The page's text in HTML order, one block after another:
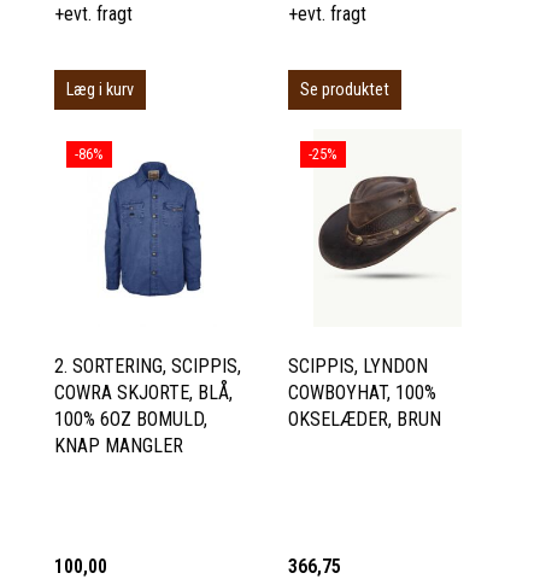
+evt. fragt
Læg i kurv
+evt. fragt
Se produktet
-86%
2. SORTERING, SCIPPIS,
COWRA SKJORTE, BLÅ,
100% 6OZ BOMULD,
KNAP MANGLER
100,00
-25%
SCIPPIS, LYNDON
COWBOYHAT, 100%
OKSELÆDER, BRUN
366,75